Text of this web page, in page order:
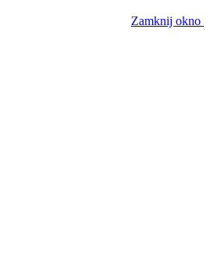
Zamknij okno